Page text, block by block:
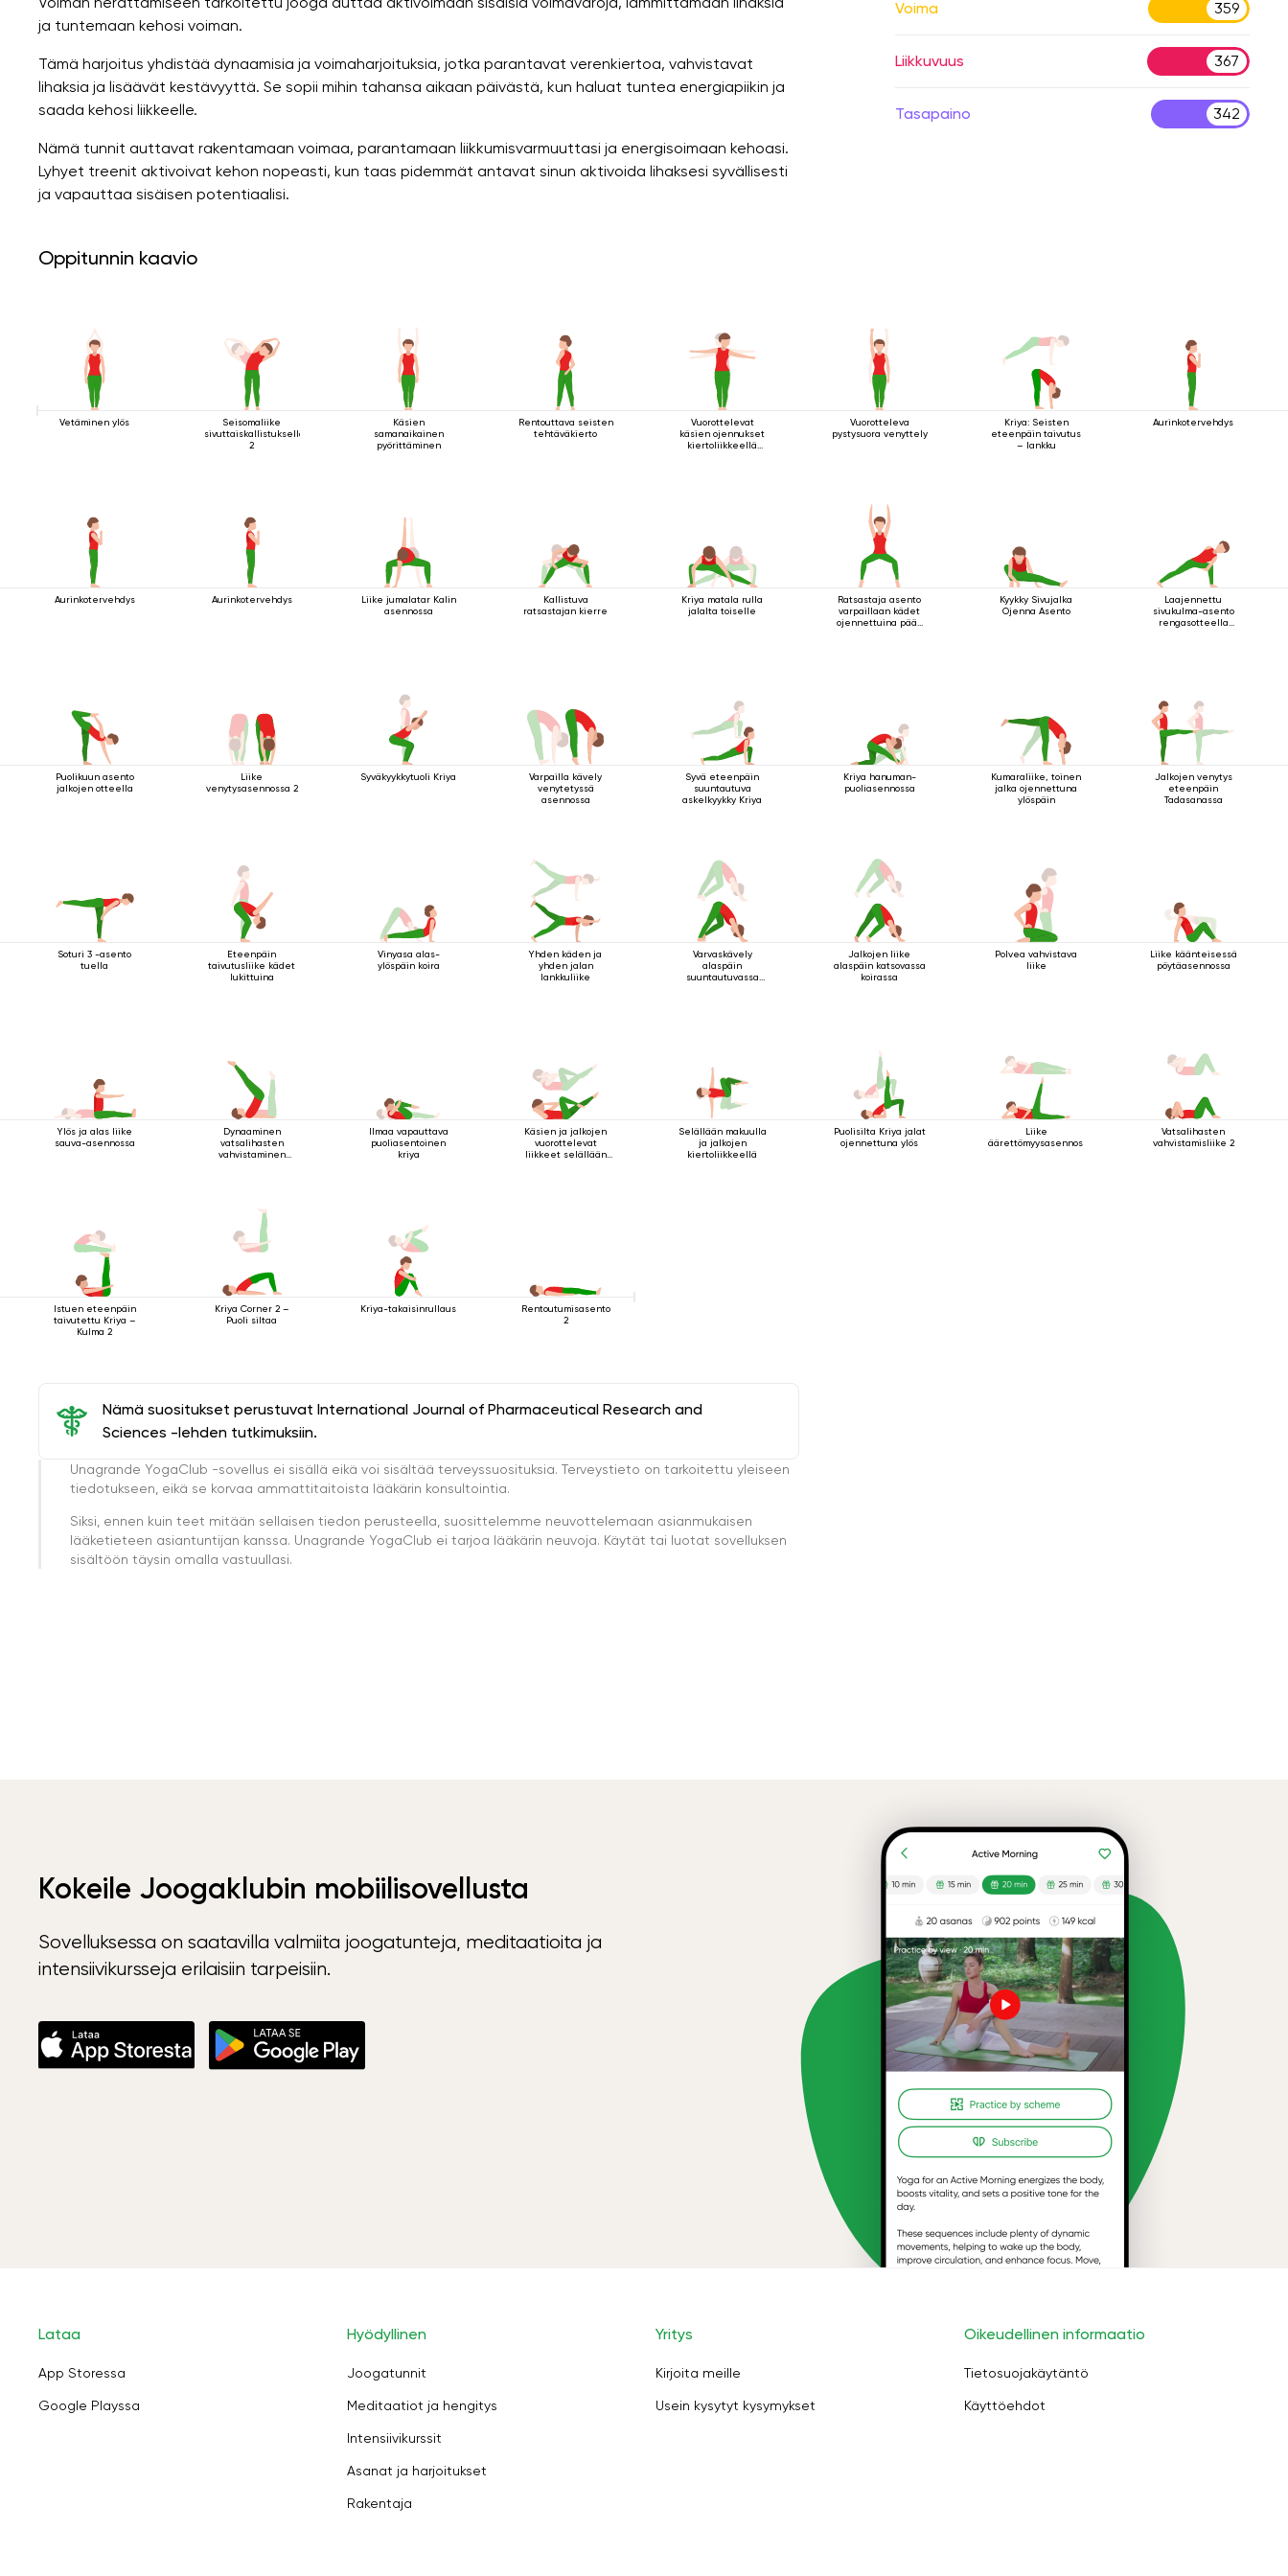
ja tuntemaan kehosi voiman.
Tämä harjoitus yhdistää dynaamisia ja voimaharjoituksia, jotka parantavat verenkiertoa, vahvistavat
lihaksia ja lisäävät kestävyyttä. Se sopii mihin tahansa aikaan päivästä, kun haluat tuntea energiapiikin ja
saada kehosi liikkeelle.
Nämä tunnit auttavat rakentamaan voimaa, parantamaan liikkumisvarmuuttasi ja energisoimaan kehoasi.
Lyhyet treenit aktivoivat kehon nopeasti, kun taas pidemmät antavat sinun aktivoida lihaksesi syvällisesti
ja vapauttaa sisäisen potentiaalisi.
Voima 359
Liikkuvuus 367
Tasapaino 342
Oppitunnin kaavio
Vetäminen ylös
Seisomaliike
sivuttaiskallistuksella
2
Käsien
samanaikainen
pyörittäminen
Rentouttava seisten
tehtäväkierto
Vuorottelevat
käsien ojennukset
kiertoliikkeellä
Vuorotteleva
pystysuora venyttely
Kriya: Seisten
eteenpäin taivutus
– lankku
Aurinkotervehdys
Aurinkotervehdys Aurinkotervehdys
Liike jumalatar Kalin
asennossa
Kallistuva
ratsastajan kierre
Kriya matala rulla
jalalta toiselle
Ratsastaja asento
varpaillaan kädet
ojennettuina pään
Kyykky Sivujalka
Ojenna Asento
Laajennettu
sivukulma-asento
rengasotteella
Puolikuun asento
jalkojen otteella
Liike
venytysasennossa 2
Syväkyykkytuoli Kriya
Varpailla kävely
venytetyssä
asennossa
Syvä eteenpäin
suuntautuva
askelkyykky Kriya
Kriya hanuman-
puoliasennossa
Kumaraliike, toinen
jalka ojennettuna
ylöspäin
Jalkojen venytys
eteenpäin
Tadasanassa
Soturi 3 -asento
tuella
Eteenpäin
taivutusliike kädet
lukittuina
Vinyasa alas-
ylöspäin koira
Yhden käden ja
yhden jalan
lankkuliike
Varvaskävely
alaspäin
suuntautuvassa
Jalkojen liike
alaspäin katsovassa
koirassa
Polvea vahvistava
liike
Liike käänteisessä
pöytäasennossa
Ylös ja alas liike
sauva-asennossa
Dynaaminen
vatsalihasten
vahvistaminen
Ilmaa vapauttava
puoliasentoinen
kriya
Käsien ja jalkojen
vuorottelevat
liikkeet selällään
Selällään makuulla
ja jalkojen
kiertoliikkeellä
Puolisilta Kriya jalat
ojennettuna ylös
Liike
äärettömyysasennossa
Vatsalihasten
vahvistamisliike 2
Istuen eteenpäin
taivutettu Kriya –
Kulma 2
Kriya Corner 2 –
Puoli siltaa
Kriya-takaisinrullaus
Rentoutumisasento
2
Nämä suositukset perustuvat International Journal of Pharmaceutical Research and
Sciences -lehden tutkimuksiin.
Unagrande YogaClub -sovellus ei sisällä eikä voi sisältää terveyssuosituksia. Terveystieto on tarkoitettu yleiseen
tiedotukseen, eikä se korvaa ammattitaitoista lääkärin konsultointia.
Siksi, ennen kuin teet mitään sellaisen tiedon perusteella, suosittelemme neuvottelemaan asianmukaisen
lääketieteen asiantuntijan kanssa. Unagrande YogaClub ei tarjoa lääkärin neuvoja. Käytät tai luotat sovelluksen
sisältöön täysin omalla vastuullasi.
Kokeile Joogaklubin mobiilisovellusta
Sovelluksessa on saatavilla valmiita joogatunteja, meditaatioita ja
intensiivikursseja erilaisiin tarpeisiin.
Lataa
App Storessa
Google Playssa
Hyödyllinen
Joogatunnit
Meditaatiot ja hengitys
Intensiivikurssit
Asanat ja harjoitukset
Rakentaja
Yritys
Kirjoita meille
Usein kysytyt kysymykset
Oikeudellinen informaatio
Tietosuojakäytäntö
Käyttöehdot